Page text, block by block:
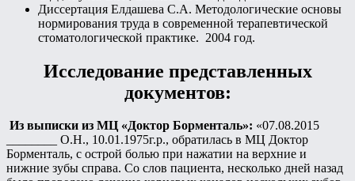
Диссертация Елдашева С.А. Методологические основы
нормирования труда в современной терапевтической
стоматологической практике. 2004 год.
Исследование представленных
документов:
Из выписки из МЦ «Доктор Борменталь»: «07.08.2015
________ О.Н., 10.01.1975г.р., обратилась в МЦ Доктор
Борменталь, с острой болью при нажатии на верхние и
нижние зубы справа. Со слов пациента, несколько дней назад